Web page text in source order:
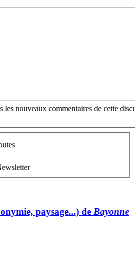
les nouveaux commentaires de cette
paysage...) de Bayonne